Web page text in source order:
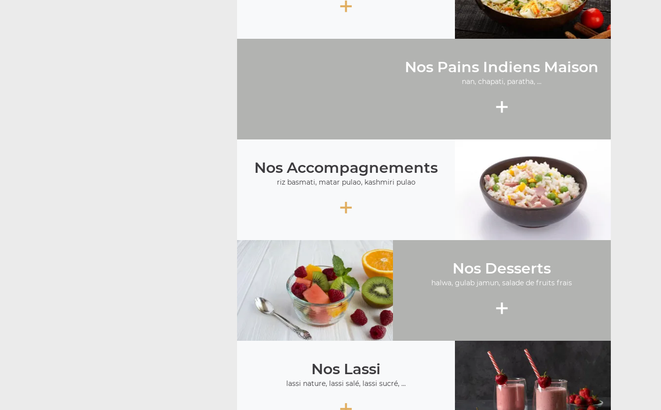
Nos Pains Indiens Maison
nan, chapati, paratha, ...
+
Nos Accompagnements
riz basmati, matar pulao, kashmiri pulao
+
Nos Desserts
halwa, gulab jamun, salade de fruits frais
+
Nos Lassi
lassi nature, lassi salé, lassi sucré, ...